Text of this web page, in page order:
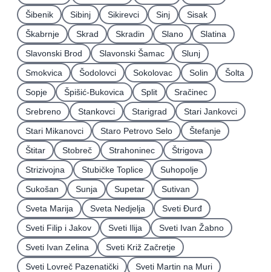
Šibenik
Sibinj Sikirevci Sinj
Sisak
Škabrnje
Skrad Skradin Slano
Slatina
Slavonski Brod
Slavonski Šamac
Slunj
Smokvica
Šodolovci Sokolovac Solin
Šolta
Sopje
Špišić-Bukovica Split
Sračinec
Srebreno
Stankovci Starigrad
Stari Jankovci
Stari Mikanovci
Staro Petrovo Selo
Štefanje
Štitar
Stobreč Strahoninec
Štrigova
Strizivojna
Stubičke Toplice
Suhopolje
Sukošan
Sunja Supetar
Sutivan
Sveta Marija
Sveta Nedjelja
Sveti Ðurđ
Sveti Filip i Jakov
Sveti Ilija
Sveti Ivan Žabno
Sveti Ivan Zelina
Sveti Križ Začretje
Sveti Lovreč Pazenatički
Sveti Martin na Muri